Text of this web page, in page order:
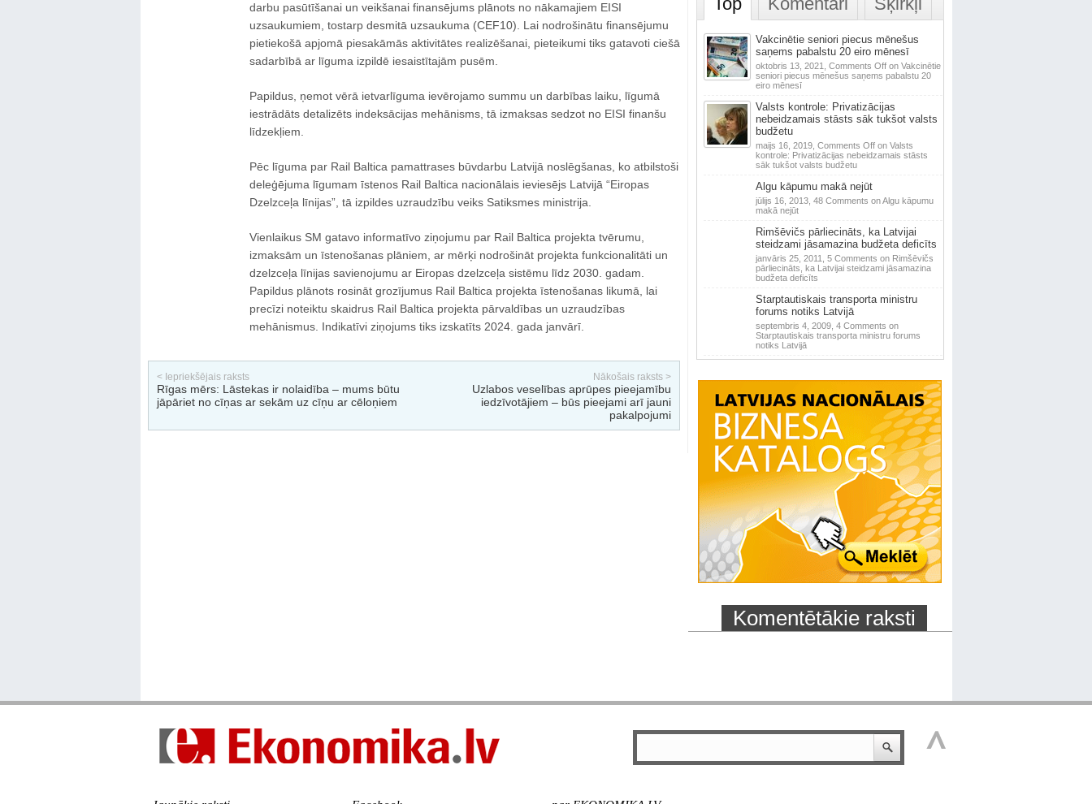
darbu pasūtīšanai un veikšanai finansējums plānots no nākamajiem EISI
uzsaukumiem, tostarp desmitā uzsaukuma (CEF10). Lai nodrošinātu finansējumu
pietiekošā apjomā piesakāmās aktivitātes realizēšanai, pieteikumi tiks gatavoti ciešā
sadarbībā ar līguma izpildē iesaistītajām pusēm.
Papildus, ņemot vērā ietvarlīguma ievērojamo summu un darbības laiku, līgumā
iestrādāts detalizēts indeksācijas mehānisms, tā izmaksas sedzot no EISI finanšu
līdzekļiem.
Pēc līguma par Rail Baltica pamattrases būvdarbu Latvijā noslēgšanas, ko atbilstoši
deleģējuma līgumam īstenos Rail Baltica nacionālais ieviesējs Latvijā “Eiropas
Dzelzceļa līnijas”, tā izpildes uzraudzību veiks Satiksmes ministrija.
Vienlaikus SM gatavo informatīvo ziņojumu par Rail Baltica projekta tvērumu,
izmaksām un īstenošanas plāniem, ar mērķi nodrošināt projekta funkcionalitāti un
dzelzceļa līnijas savienojumu ar Eiropas dzelzceļa sistēmu līdz 2030. gadam.
Papildus plānots rosināt grozījumus Rail Baltica projekta īstenošanas likumā, lai
precīzi noteiktu skaidrus Rail Baltica projekta pārvaldības un uzraudzības
mehānismus. Indikatīvi ziņojums tiks izskatīts 2024. gada janvārī.
< Iepriekšējais raksts
Rīgas mērs: Lāstekas ir nolaidība – mums būtu
jāpāriet no cīņas ar sekām uz cīņu ar cēloņiem
Nākošais raksts >
Uzlabos veselības aprūpes pieejamību
iedzīvotājiem – būs pieejami arī jauni
pakalpojumi
Vakcinētie seniori piecus mēnešus
saņems pabalstu 20 eiro mēnesī
oktobris 13, 2021, Comments Offon Vakcinētie
seniori piecus mēnešus saņems pabalstu 20
eiro mēnesī
Valsts kontrole: Privatizācijas
nebeidzamais stāsts sāk tukšot valsts
budžetu
maijs 16, 2019, Comments Offon Valsts
kontrole: Privatizācijas nebeidzamais stāsts
sāk tukšot valsts budžetu
Algu kāpumu makā nejūt
jūlijs 16, 2013, 48 Comments on Algu kāpumu
makā nejūt
Rimšēvičs pārliecināts, ka Latvijai
steidzami jāsamazina budžeta deficīts
janvāris 25, 2011, 5 Comments on Rimšēvičs
pārliecināts, ka Latvijai steidzami jāsamazina
budžeta deficīts
Starptautiskais transporta ministru
forums notiks Latvijā
septembris 4, 2009, 4 Comments on
Starptautiskais transporta ministru forums
notiks Latvijā
Komentētākie raksti